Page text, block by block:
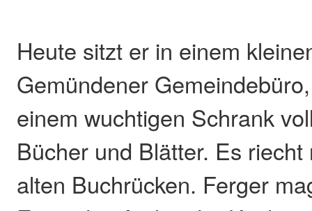
Heute sitzt er in einem
Gemündener
einem wuchtigen Schrank
Bücher und Blätter. Es
alten Buchrücken. Ferger